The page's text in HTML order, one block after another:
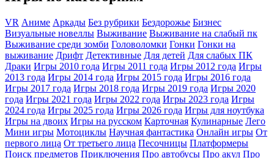
VR Аниме Аркады Без рубрики Бездорожье Бизнес
Визуальные новеллы Выживание Выживание на слабый пк
Выживание среди зомби Головоломки Гонки Гонки на
выживание Дрифт Детективные Для детей Для слабых ПК
Драки Игры 2010 года Игры 2011 года Игры 2012 года Игры
2013 года Игры 2014 года Игры 2015 года Игры 2016 года
Игры 2017 года Игры 2018 года Игры 2019 года Игры 2020
года Игры 2021 года Игры 2022 года Игры 2023 года Игры
2024 года Игры 2025 года Игры 2026 года Игры для ноутбука
Игры на двоих Игры на русском Карточная Кулинарные Лего
Мини игры Мотоциклы Научная фантастика Онлайн игры От
первого лица От третьего лица Песочницы Платформеры
Поиск предметов Приключения Про автобусы Про акул Про